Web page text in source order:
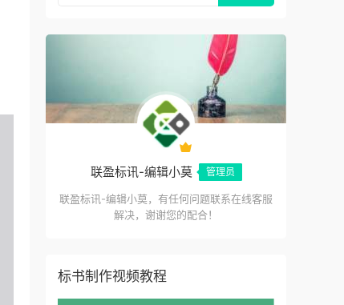
联盈标讯-编辑小莫 管理员
联盈标讯-编辑小莫，有任何问题联系在线客服
解决，谢谢您的配合！
标书制作视频教程